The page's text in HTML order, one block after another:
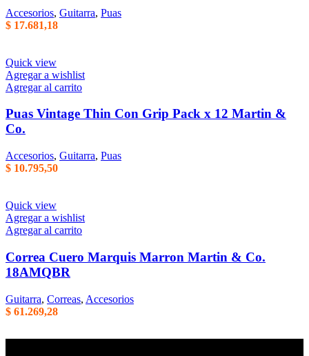
Accesorios, Guitarra, Puas
$ 17.681,18
Quick view
Agregar a wishlist
Agregar al carrito
Puas Vintage Thin Con Grip Pack x 12 Martin &
Co.
Accesorios, Guitarra, Puas
$ 10.795,50
Quick view
Agregar a wishlist
Agregar al carrito
Correa Cuero Marquis Marron Martin & Co.
18AMQBR
Guitarra, Correas, Accesorios
$ 61.269,28